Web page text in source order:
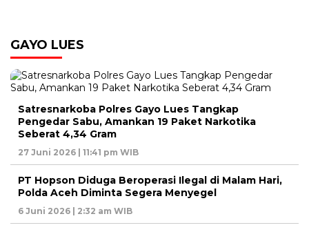
GAYO LUES
Satresnarkoba Polres Gayo Lues Tangkap
Pengedar Sabu, Amankan 19 Paket Narkotika
Seberat 4,34 Gram
27 Juni 2026 | 11:41 pm WIB
PT Hopson Diduga Beroperasi Ilegal di Malam Hari,
Polda Aceh Diminta Segera Menyegel
6 Juni 2026 | 2:32 am WIB